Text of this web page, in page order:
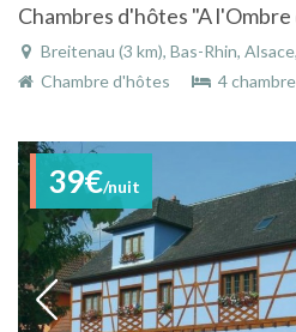
Breitenau (3 km), Bas-Rhin,
Chambre d'hôtes
4
39€/nuit